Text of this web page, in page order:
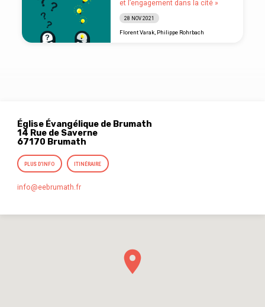
et l’engagement dans la cité »
28 NOV 2021
Florent Varak, Philippe Rohrbach
Église Évangélique de Brumath
14 Rue de Saverne
67170 Brumath
PLUS D’INFO ITINÉRAIRE
info​@eebrumath.fr